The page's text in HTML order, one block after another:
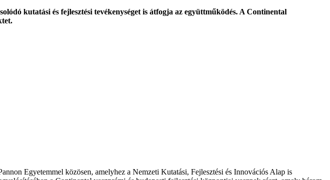
kutatási és fejlesztési tevékenységet is átfogja az együttműködés. A Continental
Egyetemmel közösen, amelyhez a Nemzeti Kutatási, Fejlesztési és Innovációs Alap is